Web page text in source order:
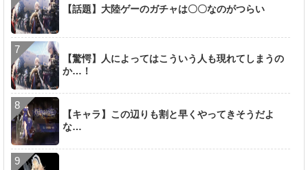
【話題】大陸ゲーのガチャは〇〇なのがつらい
【驚愕】人によってはこういう人も現れてしまうの
か…！
【キャラ】この辺りも割と早くやってきそうだよ
な…